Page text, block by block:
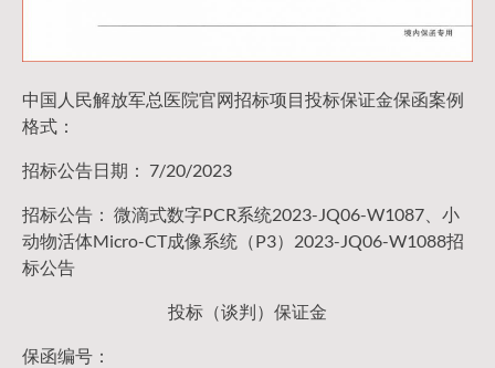
中国人民解放军总医院官网招标项目投标保证金保函案例
格式：
招标公告日期： 7/20/2023
招标公告： 微滴式数字PCR系统2023-JQ06-W1087、小
动物活体Micro-CT成像系统（P3）2023-JQ06-W1088招
标公告
投标（谈判）保证金
保函编号：